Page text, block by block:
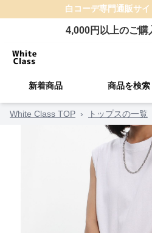
白コーデ専門通販サイ
4,000円以上のご
新着商品 商品を検索
White Class TOP › トップスの一覧